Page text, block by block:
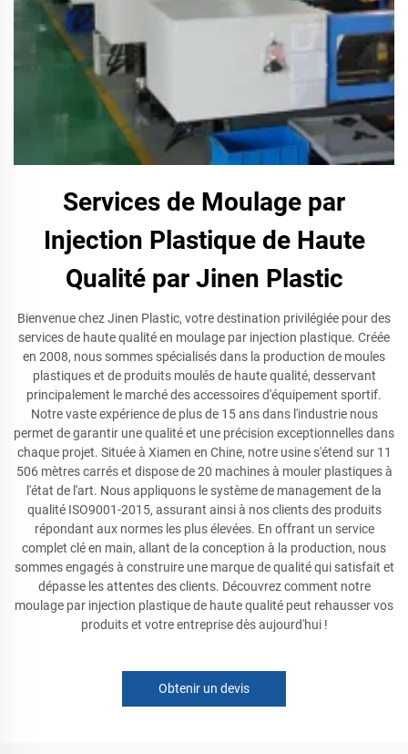
Services de Moulage par
Injection Plastique de Haute
Qualité par Jinen Plastic
Bienvenue chez Jinen Plastic, votre destination privilégiée pour des
services de haute qualité en moulage par injection plastique. Créée
en 2008, nous sommes spécialisés dans la production de moules
plastiques et de produits moulés de haute qualité, desservant
principalement le marché des accessoires d'équipement sportif.
Notre vaste expérience de plus de 15 ans dans l'industrie nous
permet de garantir une qualité et une précision exceptionnelles dans
chaque projet. Située à Xiamen en Chine, notre usine s'étend sur 11
506 mètres carrés et dispose de 20 machines à mouler plastiques à
l'état de l'art. Nous appliquons le système de management de la
qualité ISO9001-2015, assurant ainsi à nos clients des produits
répondant aux normes les plus élevées. En offrant un service
complet clé en main, allant de la conception à la production, nous
sommes engagés à construire une marque de qualité qui satisfait et
dépasse les attentes des clients. Découvrez comment notre
moulage par injection plastique de haute qualité peut rehausser vos
produits et votre entreprise dès aujourd'hui !
Obtenir un devis